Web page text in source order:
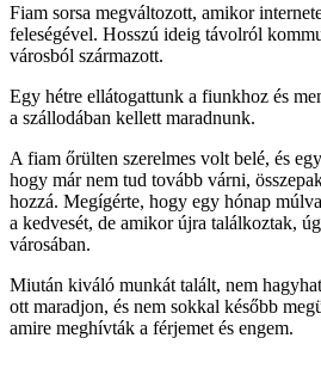
Fiam sorsa megváltozott, amikor
feleségével. Hosszú ideig távolról
városból származott.
Egy hétre ellátogattunk a fiunkhoz és
a szállodában kellett maradnunk.
A fiam őrülten szerelmes volt belé, és
hogy már nem tud tovább várni,
hozzá. Megígérte, hogy egy hónap
a kedvesét, de amikor újra találkoztak,
városában.
Miután kiváló munkát talált, nem
ott maradjon, és nem sokkal később
amire meghívták a férjemet és engem.